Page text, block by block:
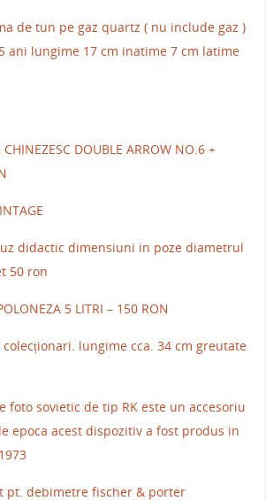
de tun pe gaz quartz ( nu include gaz )
ani lungime 17 cm inatime 7 cm latime
CHINEZESC DOUBLE ARROW NO.6 +
didactic dimensiuni in poze diametrul
50 ron
5 LITRI – 150 RON
lungime cca. 34 cm greutate
foto sovietic de tip RK este un accesoriu
epoca acest dispozitiv a fost produs in
pt. debimetre fischer & porter